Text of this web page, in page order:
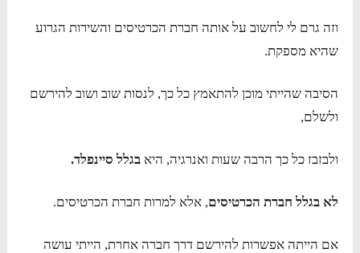
וזה גרם לי לחשוב על אותה חברת הכרטיסים והשירות הגרוע
שהיא מספקת.
הסיבה שהייתי מוכן להתאמץ כל כך, לנסות שוב ושוב להירשם
ולשלם,
ולבזבז כל כך הרבה שעות ואנרגיה, היאבגלל סיינפלד.
לא בגלל חברת הכרטיסים, אלא למרות חברת הכרטיסים.
אם הייתה אפשרות להירשם דרך חברה אחרת, הייתי עושה